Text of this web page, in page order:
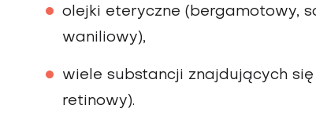
olejki eteryczne (bergamotowy,
waniliowy),
wiele substancji znajdujących się
retinowy).